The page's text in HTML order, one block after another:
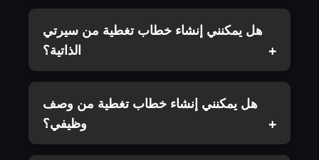
هل يمكنني إنشاء خطاب تغطية من سيرتي
الذاتية؟
هل يمكنني إنشاء خطاب تغطية من وصف
وظيفي؟